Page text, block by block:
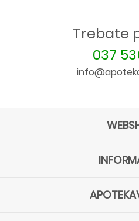
Trebate
037